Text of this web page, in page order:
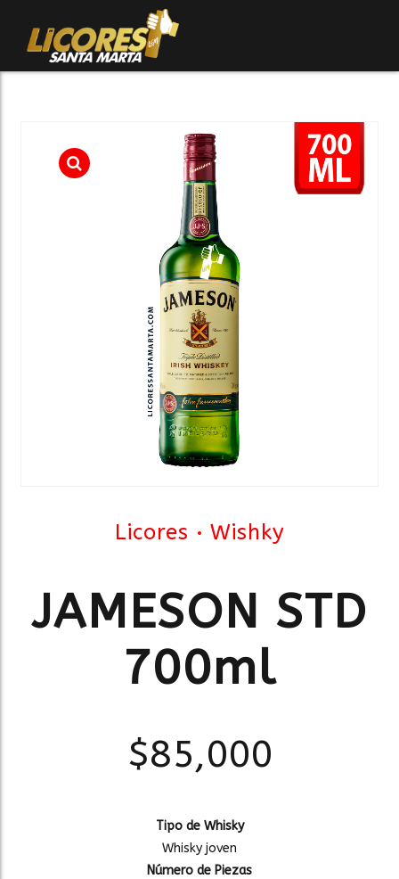
Licores Wishky
JAMESON STD
700ml
$85,000
Tipo de Whisky
Whisky joven
Número de Piezas